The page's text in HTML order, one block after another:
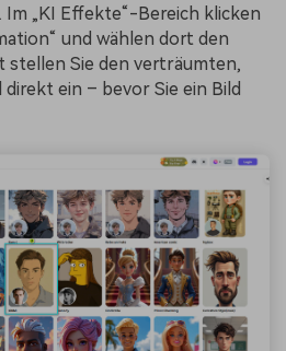
Im „KI Effekte“-Bereich klicken
und wählen dort den
stellen Sie den verträumten,
ein – bevor Sie ein Bild